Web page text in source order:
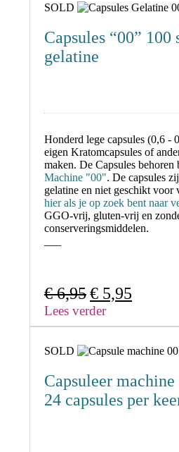
SOLD
Capsules “00” 100
gelatine
Honderd lege capsules (0,6 -
eigen Kratomcapsules of
maken. De Capsules behoren
Machine "00". De capsules
gelatine en niet geschikt voor
hier als je op zoek bent naar
GGO-vrij, gluten-vrij en
conserveringsmiddelen.
€6,95 Oorspronkelijke
prijs
was:
€ 5,95
prijs
Lees verder
SOLD
Capsuleer machine
24 capsules per